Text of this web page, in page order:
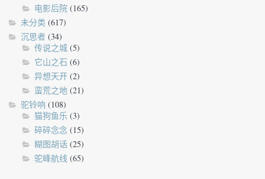
电影后院 (165)
未分类 (617)
沉思者 (34)
传说之城 (5)
它山之石 (6)
异想天开 (2)
蛮荒之地 (21)
驼铃响 (108)
猫狗鱼乐 (3)
碎碎念念 (15)
糊图胡话 (25)
驼峰航线 (65)